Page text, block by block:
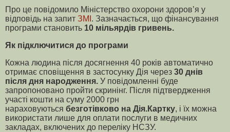
Про це повідомило Міністерство охорони здоров’я у
відповідь на запит ЗМІ . Зазначається, що фінансування
програми становить 10 мільярдів гривень.
Як підключитися до програми
Кожна людина після досягнення 40 років автоматично
отримає сповіщення в застосунку Дія через 30 днів
після дня народження. У повідомленні буде
запропоновано пройти скринінг. Після підтвердження
участі кошти на суму 2000 грн
нараховуються безготівково на Дія.Картку, і їх можна
використати лише для оплати послуги в медичних
закладах, включених до переліку НСЗУ.